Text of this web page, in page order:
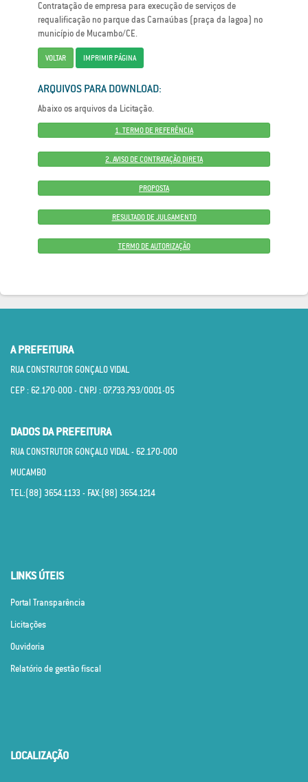
Contratação de empresa para execução de serviços de
requalificação no parque das Carnaúbas (praça da lagoa) no
município de Mucambo/CE.
VOLTAR IMPRIMIR PÁGINA
ARQUIVOS PARA DOWNLOAD:
Abaixo os arquivos da Licitação.
1. TERMO DE REFERÊNCIA
2. AVISO DE CONTRATAÇÃO DIRETA
PROPOSTA
RESULTADO DE JULGAMENTO
TERMO DE AUTORIZAÇÃO
A PREFEITURA
RUA CONSTRUTOR GONÇALO VIDAL
CEP : 62.170­-000 - CNPJ : 07.733.793/0001­-05
DADOS DA PREFEITURA
RUA CONSTRUTOR GONÇALO VIDAL - 62.170­-000
MUCAMBO
TEL:(88) 3654.1133 - FAX:(88) 3654.1214
LINKS ÚTEIS
Portal Transparência
Licitações
Ouvidoria
Relatório de gestão fiscal
LOCALIZAÇÃO